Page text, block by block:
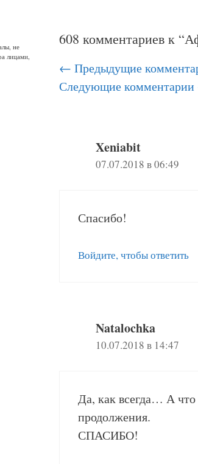
608 комментариев к
Навигация
по
комментариям
← Предыдущие
Следующие
Xeniabit
07.07.2018 в 06:49
Спасибо!
Войдите, чтобы ответить
Natalochka
10.07.2018 в 14:47
Да, как всегда… А
продолжения.
СПАСИБО!
не
лицами,